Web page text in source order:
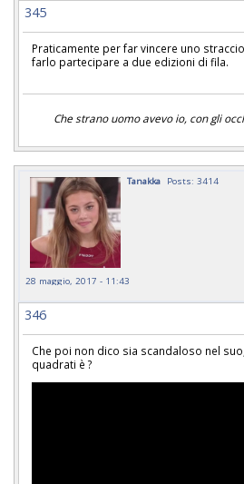
345
Praticamente per far vincere uno
farlo partecipare a due edizioni di fila.
Che strano uomo avevo io, con gli
Tanakka Posts: 3414
28 maggio, 2017 - 11:43
346
Che poi non dico sia scandaloso nel
quadrati è ?